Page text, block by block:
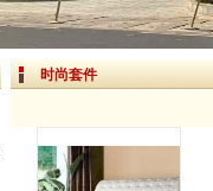
时尚套件